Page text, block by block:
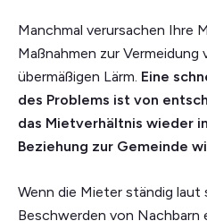
Manchmal verursachen Ihre
Maßnahmen zur Vermeidung
übermäßigen Lärm. Eine
des Problems ist von
das Mietverhältnis wieder
Beziehung zur Gemeinde
Wenn die Mieter ständig laut
Beschwerden von Nachbarn